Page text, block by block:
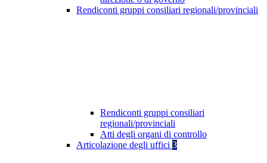
Rendiconti gruppi consiliari regionali/provinciali
Rendiconti gruppi consiliari
regionali/provinciali
Atti degli organi di controllo
Articolazione degli uffici 3